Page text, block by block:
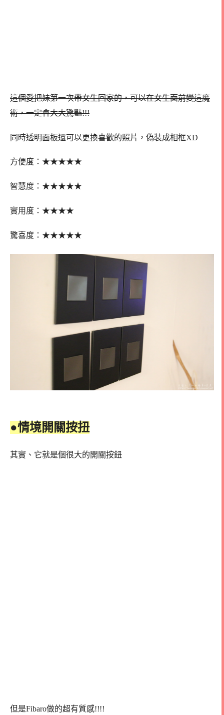
這個愛把妹第一次帶女生回家的，可以在女生面前變這魔
術，一定會大大驚豔!!!
同時透明面板還可以更換喜歡的照片，偽裝成相框XD
方便度： ★★★★★
智慧度： ★★★★★
實用度： ★★★★
驚喜度： ★★★★★
●情境開關按扭
其實、它就是個很大的開關按鈕
但是Fibaro做的超有質感!!!!